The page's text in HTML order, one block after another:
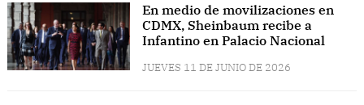
En medio de movilizaciones en
CDMX, Sheinbaum recibe a
Infantino en Palacio Nacional
JUEVES 11 DE JUNIO DE 2026